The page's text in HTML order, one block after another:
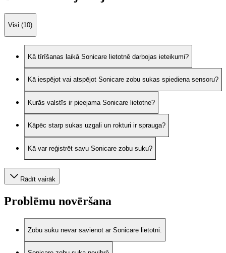
Visi (10)
Kā tīrīšanas laikā Sonicare lietotnē darbojas ieteikumi?
Kā iespējot vai atspējot Sonicare zobu sukas spiediena sensoru?
Kurās valstīs ir pieejama Sonicare lietotne?
Kāpēc starp sukas uzgali un rokturi ir sprauga?
Kā var reģistrēt savu Sonicare zobu suku?
Rādīt vairāk
Problēmu novēršana
Zobu suku nevar savienot ar Sonicare lietotni.